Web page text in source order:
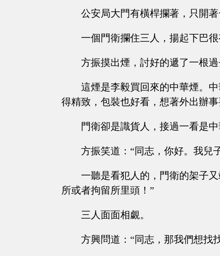
公安局大門有橫桿攔著，只開
一個門衛攔住三人，揚起下巴
方振摸出煙，討好的遞了一根
這煙是李毅買回來的中華煙。
得精致，包裝也好看，想著外出辦
門衛卻是識貨人，接過一看是
方振笑道：“同志，你好。我兒
一聽是看犯人的，門衛的架子
所或者拘留所里頭！”
三人面面相覷。
方興問道：“同志，那我們想找